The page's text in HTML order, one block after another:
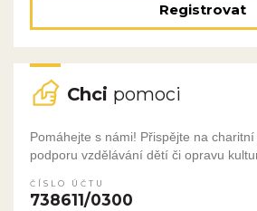
Registrovat
Chci pomoci
Pomáhejte s námi! Přispějte na charitní
podporu vzdělávání dětí či opravu
ČÍSLO ÚČTU
738611/0300